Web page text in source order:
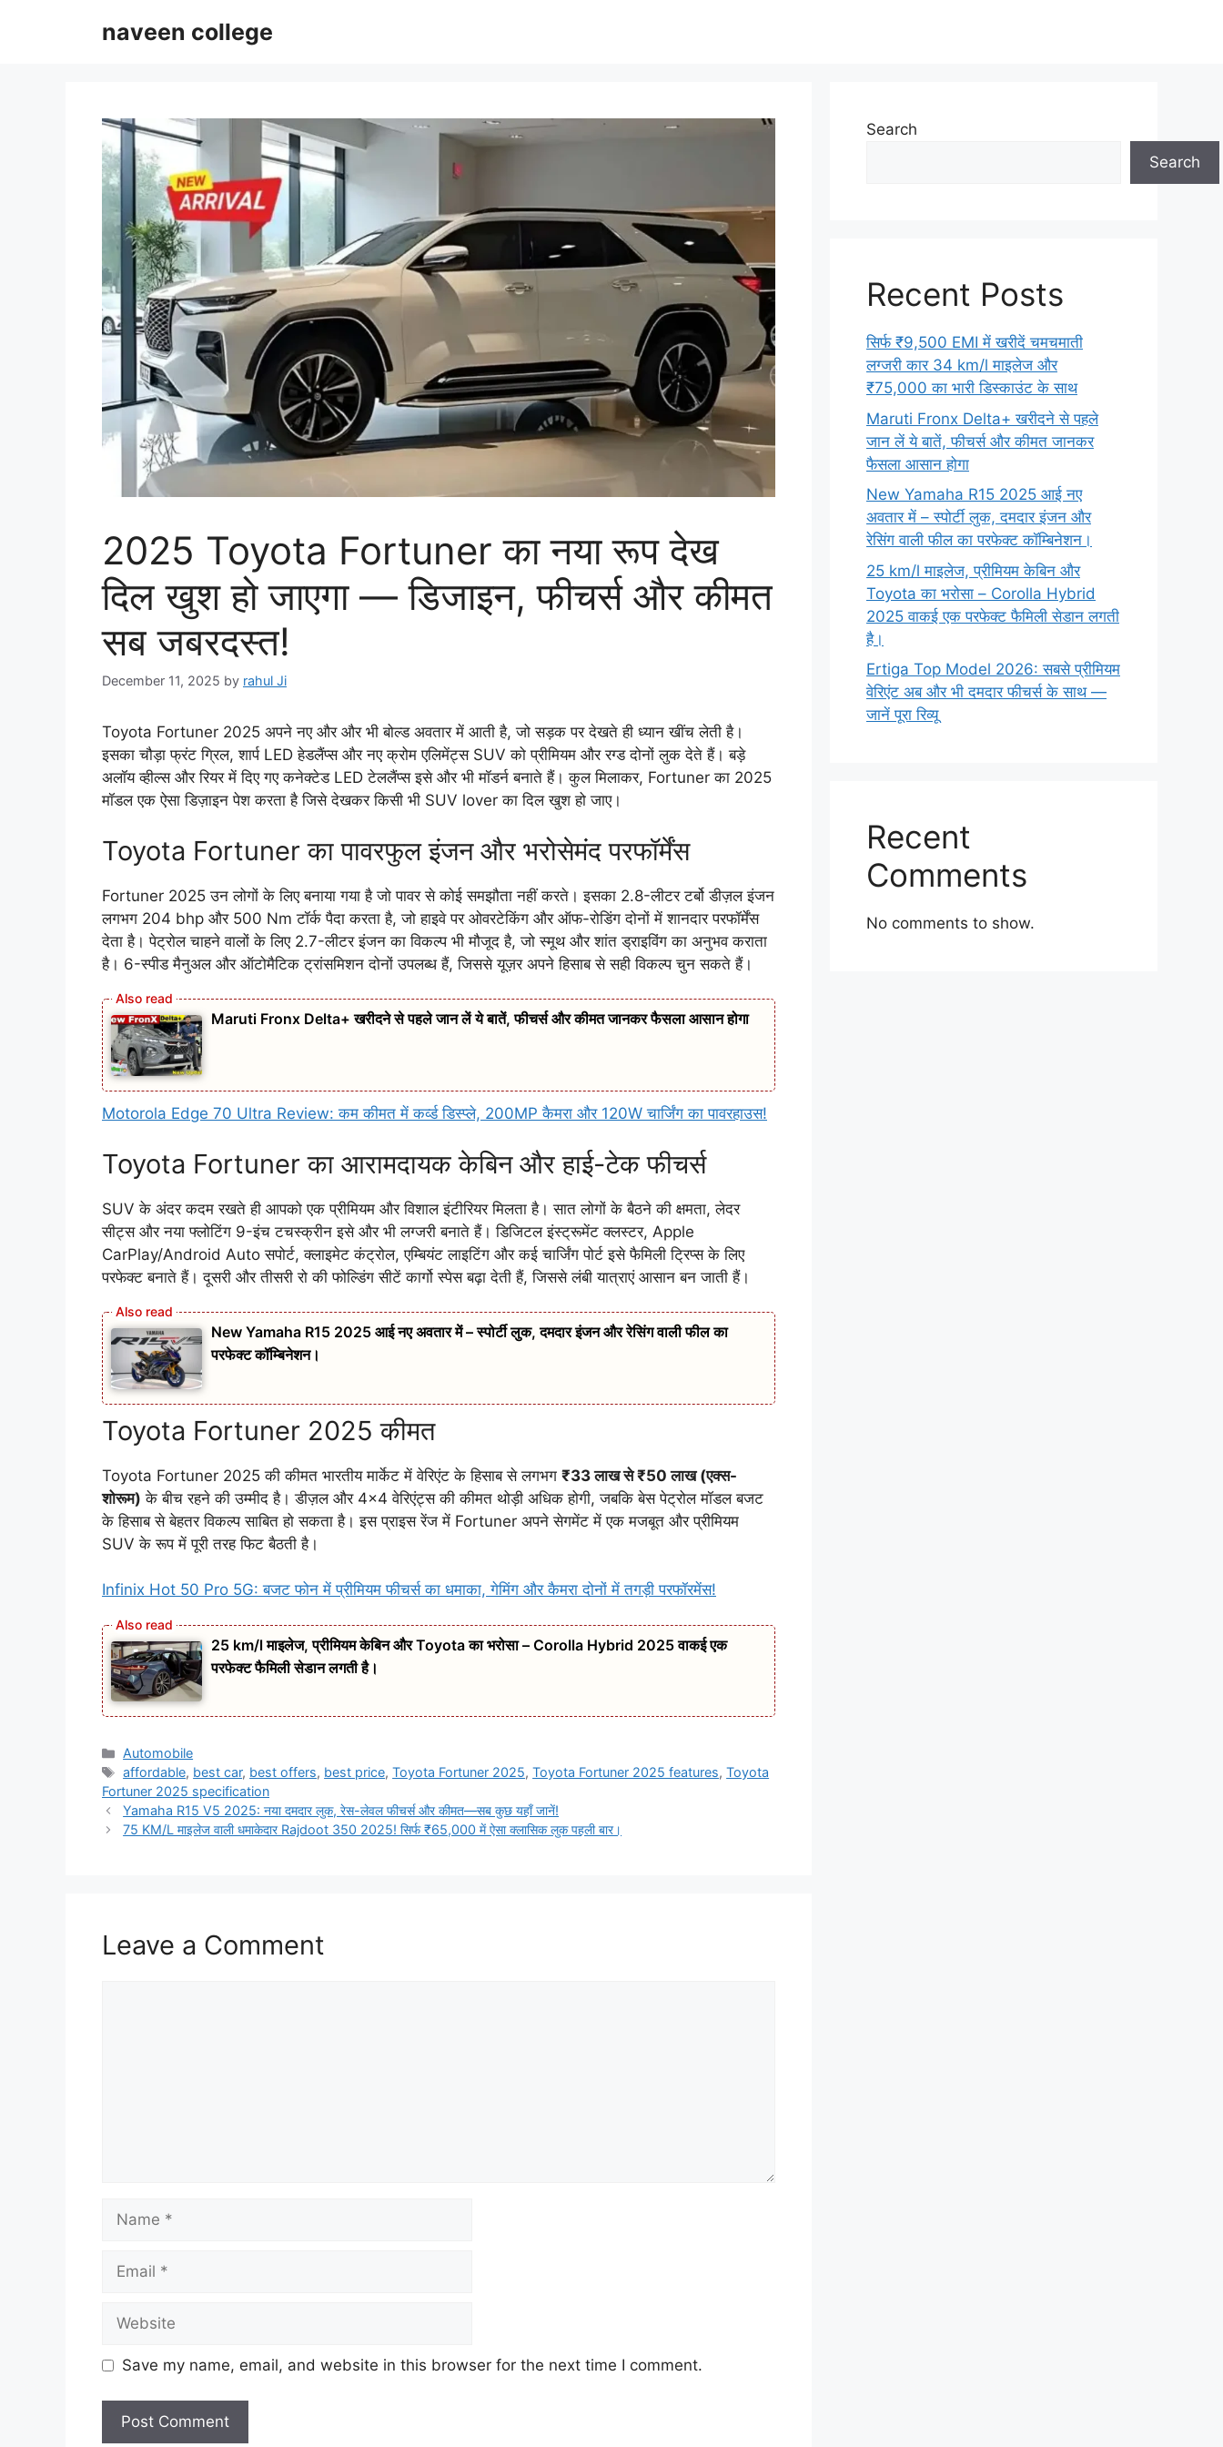
naveen college
2025 Toyota Fortuner का नया रूप देख
दिल खुश हो जाएगा — डिजाइन, फीचर्स और कीमत
सब जबरदस्त!
December 11, 2025 by rahul Ji
Toyota Fortuner 2025 अपने नए और और भी बोल्ड अवतार में आती है, जो सड़क पर देखते ही ध्यान खींच लेती है।
इसका चौड़ा फ्रंट ग्रिल, शार्प LED हेडलैंप्स और नए क्रोम एलिमेंट्स SUV को प्रीमियम और रग्ड दोनों लुक देते हैं। बड़े
अलॉय व्हील्स और रियर में दिए गए कनेक्टेड LED टेललैंप्स इसे और भी मॉडर्न बनाते हैं। कुल मिलाकर, Fortuner का 2025
मॉडल एक ऐसा डिज़ाइन पेश करता है जिसे देखकर किसी भी SUV lover का दिल खुश हो जाए।
Toyota Fortuner का पावरफुल इंजन और भरोसेमंद परफॉर्मेंस
Fortuner 2025 उन लोगों के लिए बनाया गया है जो पावर से कोई समझौता नहीं करते। इसका 2.8-लीटर टर्बो डीज़ल इंजन
लगभग 204 bhp और 500 Nm टॉर्क पैदा करता है, जो हाइवे पर ओवरटेकिंग और ऑफ-रोडिंग दोनों में शानदार परफॉर्मेंस
देता है। पेट्रोल चाहने वालों के लिए 2.7-लीटर इंजन का विकल्प भी मौजूद है, जो स्मूथ और शांत ड्राइविंग का अनुभव कराता
है। 6-स्पीड मैनुअल और ऑटोमैटिक ट्रांसमिशन दोनों उपलब्ध हैं, जिससे यूज़र अपने हिसाब से सही विकल्प चुन सकते हैं।
Maruti Fronx Delta+ खरीदने से पहले जान लें ये बातें, फीचर्स और कीमत जानकर फैसला आसान होगा
Motorola Edge 70 Ultra Review: कम कीमत में कर्व्ड डिस्प्ले, 200MP कैमरा और 120W चार्जिंग का पावरहाउस!
Toyota Fortuner का आरामदायक केबिन और हाई-टेक फीचर्स
SUV के अंदर कदम रखते ही आपको एक प्रीमियम और विशाल इंटीरियर मिलता है। सात लोगों के बैठने की क्षमता, लेदर
सीट्स और नया फ्लोटिंग 9-इंच टचस्क्रीन इसे और भी लग्जरी बनाते हैं। डिजिटल इंस्ट्रूमेंट क्लस्टर, Apple
CarPlay/Android Auto सपोर्ट, क्लाइमेट कंट्रोल, एम्बियंट लाइटिंग और कई चार्जिंग पोर्ट इसे फैमिली ट्रिप्स के लिए
परफेक्ट बनाते हैं। दूसरी और तीसरी रो की फोल्डिंग सीटें कार्गो स्पेस बढ़ा देती हैं, जिससे लंबी यात्राएं आसान बन जाती हैं।
New Yamaha R15 2025 आई नए अवतार में – स्पोर्टी लुक, दमदार इंजन और रेसिंग वाली फील का
परफेक्ट कॉम्बिनेशन।
Toyota Fortuner 2025 कीमत
Toyota Fortuner 2025 की कीमत भारतीय मार्केट में वेरिएंट के हिसाब से लगभग ₹33 लाख से ₹50 लाख (एक्स-
शोरूम) के बीच रहने की उम्मीद है। डीज़ल और 4×4 वेरिएंट्स की कीमत थोड़ी अधिक होगी, जबकि बेस पेट्रोल मॉडल बजट
के हिसाब से बेहतर विकल्प साबित हो सकता है। इस प्राइस रेंज में Fortuner अपने सेगमेंट में एक मजबूत और प्रीमियम
SUV के रूप में पूरी तरह फिट बैठती है।
Infinix Hot 50 Pro 5G: बजट फोन में प्रीमियम फीचर्स का धमाका, गेमिंग और कैमरा दोनों में तगड़ी परफॉरमेंस!
25 km/l माइलेज, प्रीमियम केबिन और Toyota का भरोसा – Corolla Hybrid 2025 वाकई एक
परफेक्ट फैमिली सेडान लगती है।
Categories
Automobile
Tags
affordable, best car, best offers, best price,Toyota Fortuner 2025,Toyota Fortuner 2025 features,Toyota
Fortuner 2025 specification
Yamaha R15 V5 2025: नया दमदार लुक, रेस-लेवल फीचर्स और कीमत—सब कुछ यहाँ जानें!
75 KM/L माइलेज वाली धमाकेदार Rajdoot 350 2025! सिर्फ ₹65,000 में ऐसा क्लासिक लुक पहली बार।
Leave a Comment
Name
Email
Website
Save my name, email, and website in this browser for the next time I comment.
Search
Search
Recent Posts
सिर्फ ₹9,500 EMI में खरीदें चमचमाती
लग्जरी कार 34 km/l माइलेज और
₹75,000 का भारी डिस्काउंट के साथ
Maruti Fronx Delta+ खरीदने से पहले
जान लें ये बातें, फीचर्स और कीमत जानकर
फैसला आसान होगा
New Yamaha R15 2025 आई नए
अवतार में – स्पोर्टी लुक, दमदार इंजन और
रेसिंग वाली फील का परफेक्ट कॉम्बिनेशन।
25 km/l माइलेज, प्रीमियम केबिन और
Toyota का भरोसा – Corolla Hybrid
2025 वाकई एक परफेक्ट फैमिली सेडान लगती
है।
Ertiga Top Model 2026: सबसे प्रीमियम
वेरिएंट अब और भी दमदार फीचर्स के साथ —
जानें पूरा रिव्यू
Recent
Comments
No comments to show.